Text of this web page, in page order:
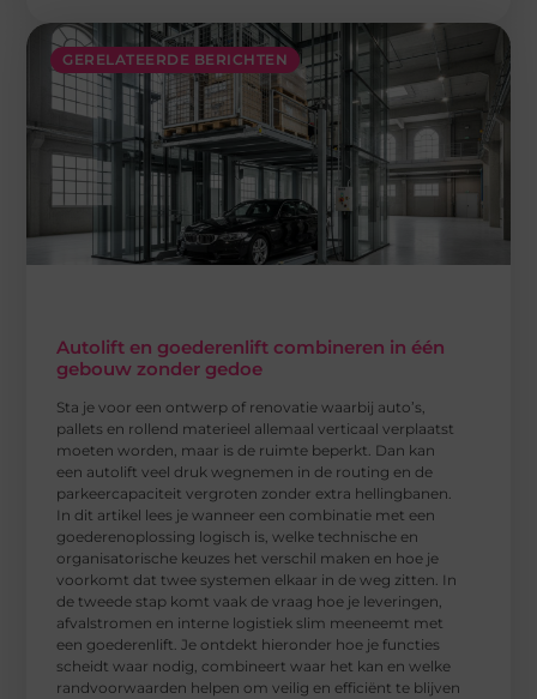
GERELATEERDE BERICHTEN
Autolift en goederenlift combineren in één
gebouw zonder gedoe
Sta je voor een ontwerp of renovatie waarbij auto’s,
pallets en rollend materieel allemaal verticaal verplaatst
moeten worden, maar is de ruimte beperkt. Dan kan
een autolift veel druk wegnemen in de routing en de
parkeercapaciteit vergroten zonder extra hellingbanen.
In dit artikel lees je wanneer een combinatie met een
goederenoplossing logisch is, welke technische en
organisatorische keuzes het verschil maken en hoe je
voorkomt dat twee systemen elkaar in de weg zitten. In
de tweede stap komt vaak de vraag hoe je leveringen,
afvalstromen en interne logistiek slim meeneemt met
een goederenlift. Je ontdekt hieronder hoe je functies
scheidt waar nodig, combineert waar het kan en welke
randvoorwaarden helpen om veilig en efficiënt te blijven